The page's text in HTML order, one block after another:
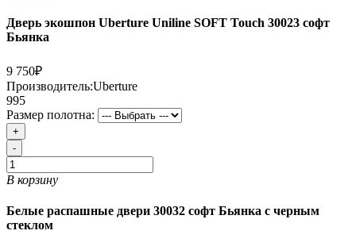
Дверь экошпон Uberture Uniline SOFT Touch 30023 софт
Бьянка
9 750₽
Производитель:Uberture
995
Размер полотна:
+
-
В корзину
Белые распашные двери 30032 софт Бьянка с черным
стеклом